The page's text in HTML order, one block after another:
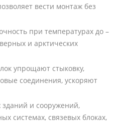
вести монтаж без
при температурах до –
и арктических
упрощают стыковку,
соединения, ускоряют
зданий и сооружений,
системах, связевых блоках,